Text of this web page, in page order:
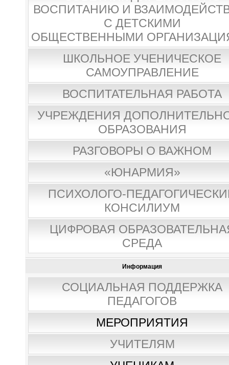
ВОСПИТАНИЮ И
С ДЕТСКИМИ
ОБЩЕСТВЕННЫМИ
ШКОЛЬНОЕ УЧЕНИЧЕСКОЕ
САМОУПРАВЛЕНИЕ
ВОСПИТАТЕЛЬНАЯ РАБОТА
УЧРЕЖДЕНИЯ
ОБРАЗОВАНИЯ
РАЗГОВОРЫ О ВАЖНОМ
«ЮНАРМИЯ»
ПСИХОЛОГО-
КОНСИЛИУМ
ЦИФРОВАЯ
СРЕДА
Информация
СОЦИАЛЬНАЯ ПОДДЕРЖКА
ПЕДАГОГОВ
МЕРОПРИЯТИЯ
УЧИТЕЛЯМ